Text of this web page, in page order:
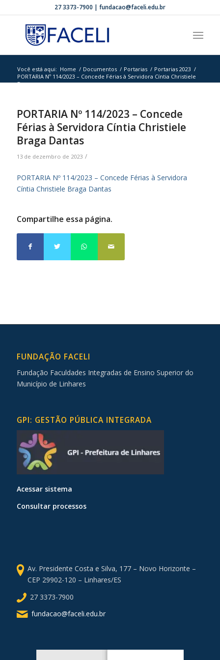
27 3373-7900 | fundacao@faceli.edu.br
Você está aqui: Home / Documentos / Portarias / Portarias 2023 /
PORTARIA Nº 114/2023 – Concede Férias à Servidora Cíntia Christiele
Bra...
PORTARIA Nº 114/2023 – Concede
Férias à Servidora Cíntia Christiele
Braga Dantas
13 de dezembro de 2023 /
PORTARIA Nº 114/2023 – Concede Férias à Servidora
Cíntia Christiele Braga Dantas
Compartilhe essa página.
FUNDAÇÃO FACELI
Fundação Faculdades Integradas de Ensino Superior do
Município de Linhares
GPI: GESTÃO PÚBLICA INTEGRADA
Acessar sistema
Consultar processos
Av. Presidente Costa e Silva, 177 – Novo Horizonte –
CEP 29902-120 – Linhares/ES
27 3373-7900
fundacao@faceli.edu.br